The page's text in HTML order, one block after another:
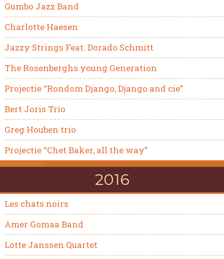
Gumbo Jazz Band
Charlotte Haesen
Jazzy Strings Feat. Dorado Schmitt
The Rosenberghs young Generation
Projectie “Rondom Django, Django and cie”
Bert Joris Trio
Greg Houben trio
Projectie “Chet Baker, all the way”
2016
Les chats noirs
Amer Gomaa Band
Lotte Janssen Quartet